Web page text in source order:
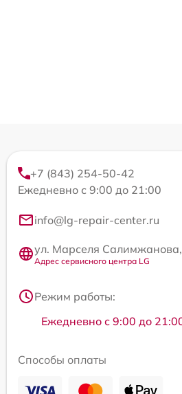
+7 (843) 254-50-42
Ежедневно с 9:00 до 21:00
info@lg-repair-center.ru
ул. Марселя
Адрес сервисного центра LG
Режим работы:
Ежедневно с 9:00 до
Способы оплаты